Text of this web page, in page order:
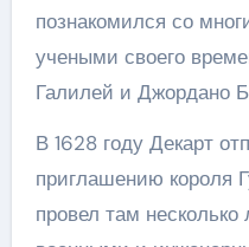
познакомился со
учеными своего
Галилей и Джордано
В 1628 году Декарт
приглашению короля
провел там